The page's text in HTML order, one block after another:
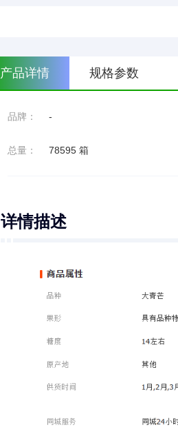
产品详情 规格参数
品牌： -
总量： 78595 箱
详情描述